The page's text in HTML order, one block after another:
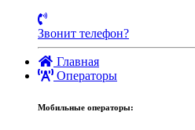
Звонит телефон?
Главная
Операторы
Мобильные операторы: